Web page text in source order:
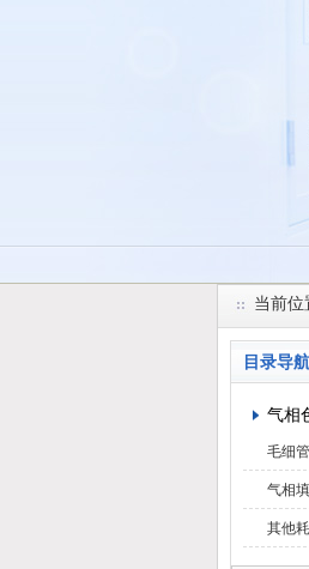
当前位
目录导航
气相
毛细
气相
其他